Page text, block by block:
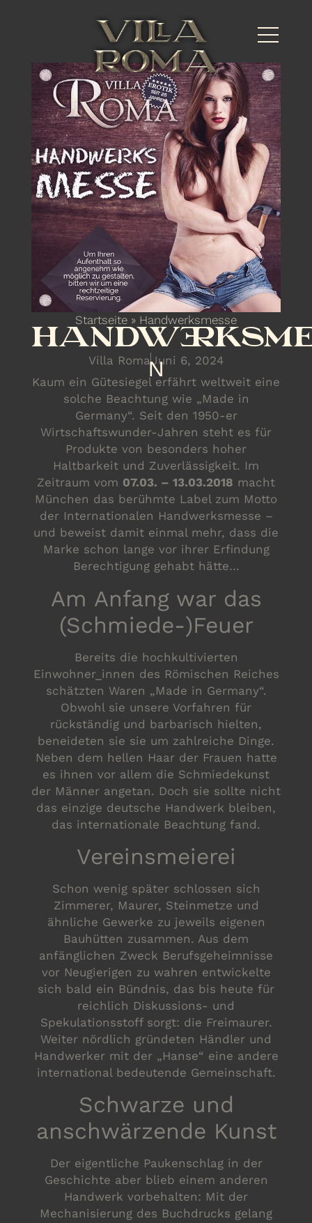
Startseite » Handwerksmesse
Villa RomaJuni 6, 2024
N
Kaum ein Gütesiegel erfährt weltweit eine
solche Beachtung wie „Made in
Germany“. Seit den 1950-er
Wirtschaftswunder-Jahren steht es für
Produkte von besonders hoher
Haltbarkeit und Zuverlässigkeit. Im
Zeitraum vom 07.03. – 13.03.2018 macht
München das berühmte Label zum Motto
der Internationalen Handwerksmesse –
und beweist damit einmal mehr, dass die
Marke schon lange vor ihrer Erfindung
Berechtigung gehabt hätte…
Am Anfang war das
(Schmiede-)Feuer
Bereits die hochkultivierten
Einwohner_innen des Römischen Reiches
schätzten Waren „Made in Germany“.
Obwohl sie unsere Vorfahren für
rückständig und barbarisch hielten,
beneideten sie sie um zahlreiche Dinge.
Neben dem hellen Haar der Frauen hatte
es ihnen vor allem die Schmiedekunst
der Männer angetan. Doch sie sollte nicht
das einzige deutsche Handwerk bleiben,
das internationale Beachtung fand.
Vereinsmeierei
Schon wenig später schlossen sich
Zimmerer, Maurer, Steinmetze und
ähnliche Gewerke zu jeweils eigenen
Bauhütten zusammen. Aus dem
anfänglichen Zweck Berufsgeheimnisse
vor Neugierigen zu wahren entwickelte
sich bald ein Bündnis, das bis heute für
reichlich Diskussions- und
Spekulationsstoff sorgt: die Freimaurer.
Weiter nördlich gründeten Händler und
Handwerker mit der „Hanse“ eine andere
international bedeutende Gemeinschaft.
Schwarze und
anschwärzende Kunst
Der eigentliche Paukenschlag in der
Geschichte aber blieb einem anderen
Handwerk vorbehalten: Mit der
Mechanisierung des Buchdrucks gelang